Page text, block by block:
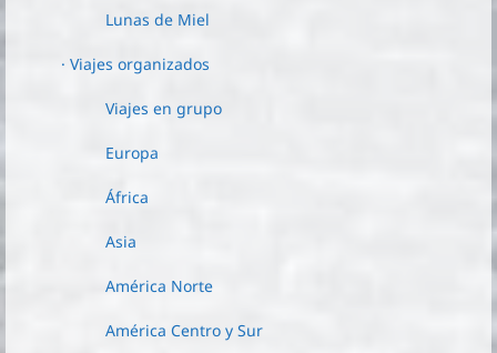
Lunas de Miel
· Viajes organizados
Viajes en grupo
Europa
África
Asia
América Norte
América Centro y Sur